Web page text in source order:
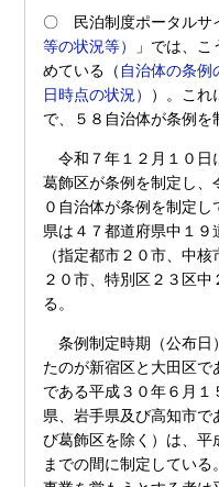
〇 民泊制度ポータルサ
等の状況等）
」では、
めている（ 自治体の条例
日時点の状況）
）。これ
で、５８自治体が条例を
令和７年１２月１０日
葛飾区が条例を制定し、
０自治体が条例を制定
県は４７都道府県中１
（指定都市２０市、中
２０市、特別区２３区
る。
条例制定時期（公布日
たのが新宿区と大田区で
である平成３０年６月
県、岩手県及び高知市で
び葛飾区を除く）は、平
までの間に制定してい